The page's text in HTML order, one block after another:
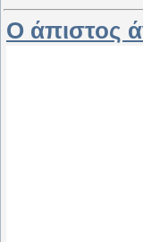
Ο άπιστος